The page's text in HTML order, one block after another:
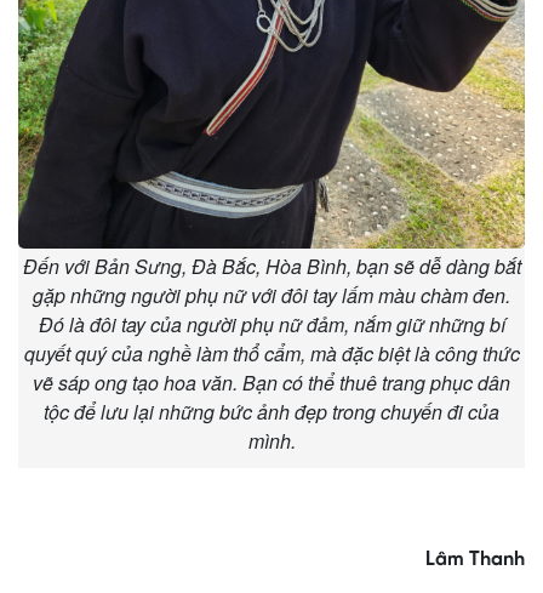
Đến với Bản Sưng, Đà Bắc, Hòa Bình, bạn sẽ dễ dàng bắt
gặp những người phụ nữ với đôi tay lấm màu chàm đen.
Đó là đôi tay của người phụ nữ đảm, nắm giữ những bí
quyết quý của nghề làm thổ cẩm, mà đặc biệt là công thức
vẽ sáp ong tạo hoa văn. Bạn có thể thuê trang phục dân
tộc để lưu lại những bức ảnh đẹp trong chuyến đi của
mình.
Lâm Thanh